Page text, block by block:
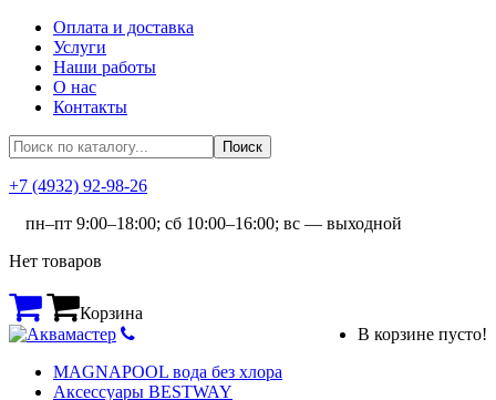
Оплата и доставка
Услуги
Наши работы
О нас
Контакты
+7 (4932) 92-98-26
пн–пт 9:00–18:00; сб 10:00–16:00; вс — выходной
Нет товаров
Корзина
В корзине пусто!
MAGNAPOOL вода без хлора
Аксессуары BESTWAY